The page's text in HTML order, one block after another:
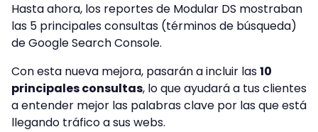
Hasta ahora, los reportes de Modular DS mostraban
las 5 principales consultas (términos de búsqueda)
de Google Search Console.
Con esta nueva mejora, pasarán a incluir las10
principales consultas, lo que ayudará a tus clientes
a entender mejor las palabras clave por las que está
llegando tráfico a sus webs.